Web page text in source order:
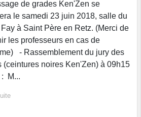
de grades Ken'Zen se
le samedi 23 juin 2018, salle du
à Saint Père en Retz. (Merci de
les professeurs en cas de
- Rassemblement du jury des
(ceintures noires Ken'Zen) à 09h15
: M...